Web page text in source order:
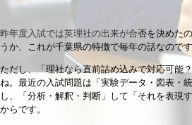
昨年度入試では英理社の出来が合否を決めた
うか、これが千葉県の特徴で毎年の話なので
ただし、「理社なら直前詰め込みで対応可能
ね。最近の入試問題は「実験データ・図表・
し、「分析・解釈・判断」して「それを表現
からです。